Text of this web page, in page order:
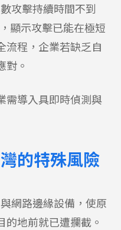
攻擊持續時間不到
顯示攻擊已能在極短
流程，企業若缺乏自
對。
需導入具即時偵測與
的特殊風險
網路邊緣設備，使原
地前就已遭攔截。